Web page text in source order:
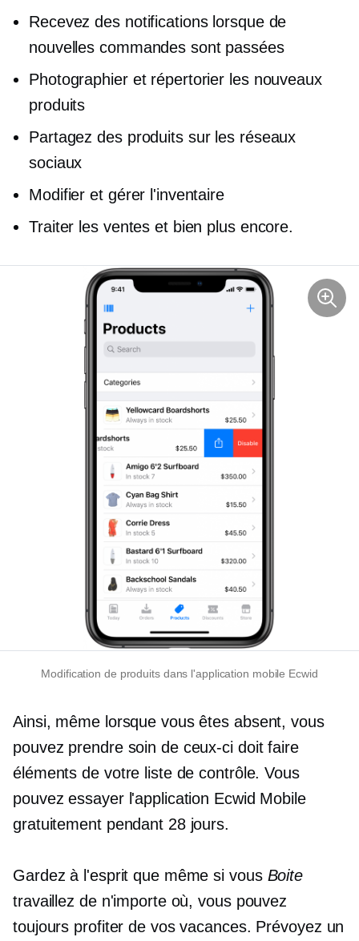
Recevez des notifications lorsque de
nouvelles commandes sont passées
Photographier et répertorier les nouveaux
produits
Partagez des produits sur les réseaux
sociaux
Modifier et gérer l'inventaire
Traiter les ventes et bien plus encore.
Modification de produits dans l'application mobile Ecwid
Ainsi, même lorsque vous êtes absent, vous
pouvez prendre soin de ceux-ci doit faire
éléments de votre liste de contrôle. Vous
pouvez essayer l'application Ecwid Mobile
gratuitement pendant 28 jours.
Gardez à l'esprit que même si vous Boite
travaillez de n'importe où, vous pouvez
toujours profiter de vos vacances. Prévoyez un